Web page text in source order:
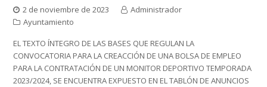
2 de noviembre de 2023
Administrador
Ayuntamiento
EL TEXTO ÍNTEGRO DE LAS BASES QUE REGULAN LA
CONVOCATORIA PARA LA CREACCIÓN DE UNA BOLSA DE EMPLEO
PARA LA CONTRATACIÓN DE UN MONITOR DEPORTIVO TEMPORADA
2023/2024, SE ENCUENTRA EXPUESTO EN EL TABLÓN DE ANUNCIOS